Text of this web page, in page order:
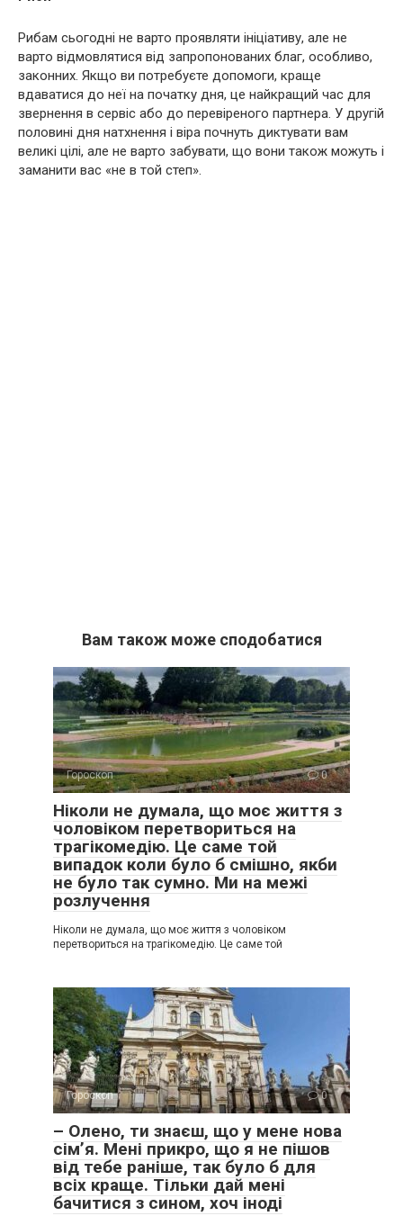
Рибам сьогодні не варто проявляти ініціативу, але не
варто відмовлятися від запропонованих благ, особливо,
законних. Якщо ви потребуєте допомоги, краще
вдаватися до неї на початку дня, це найкращий час для
звернення в сервіс або до перевіреного партнера. У другій
половині дня натхнення і віра почнуть диктувати вам
великі цілі, але не варто забувати, що вони також можуть і
заманити вас «не в той степ».
Вам також може сподобатися
Гороскоп 0
Ніколи не думала, що моє життя з
чоловіком перетвориться на
трагікомедію. Це саме той
випадок коли було б смішно, якби
не було так сумно. Ми на межі
розлучення
Ніколи не думала, що моє життя з чоловіком
перетвориться на трагікомедію. Це саме той
Гороскоп 0
– Олено, ти знаєш, що у мене нова
сім’я. Мені прикро, що я не пішов
від тебе раніше, так було б для
всіх краще. Тільки дай мені
бачитися з сином, хоч іноді